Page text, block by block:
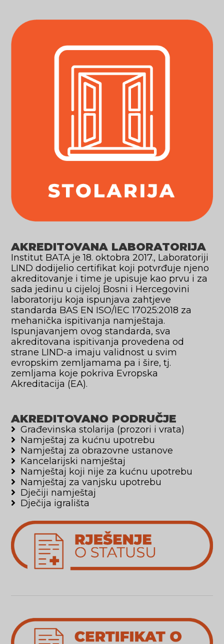
AKREDITOVANA LABORATORIJA
Institut BATA je 18. oktobra 2017., Laboratoriji
LIND dodijelio certifikat koji potvrđuje njeno
akreditovanje i time je upisuje kao prvu i za
sada jedinu u cijeloj Bosni i Hercegovini
laboratoriju koja ispunjava zahtjeve
standarda BAS EN ISO/IEC 17025:2018 za
mehanička ispitivanja namještaja.
Ispunjavanjem ovog standarda, sva
akreditovana ispitivanja provedena od
strane LIND-a imaju validnost u svim
evropskim zemljamama pa i šire, tj.
zemljama koje pokriva Evropska
Akreditacija (EA).
AKREDITOVANO PODRUČJE
Građevinska stolarija (prozori i vrata)
Namještaj za kućnu upotrebu
Namještaj za obrazovne ustanove
Kancelarijski namještaj
Namještaj koji nije za kućnu upotrebu
Namještaj za vanjsku upotrebu
Dječiji namještaj
Dječija igrališta